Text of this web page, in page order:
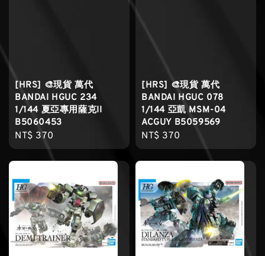
[HRS] 🎨現貨 萬代
BANDAI HGUC 234
1/144 夏亞專用薩克II
B5060453
Regular
price
NT$ 370
[HRS] 🎨現貨 萬代
BANDAI HGUC 078
1/144 亞凱 MSM-04
ACGUY B5059569
Regular
price
NT$ 370